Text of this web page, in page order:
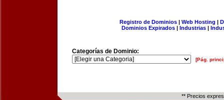
Registro de Dominios| Web Hosting |
Dominios Expirados | Industrias |
Categorías de Dominio:
[Pág.
** Precios